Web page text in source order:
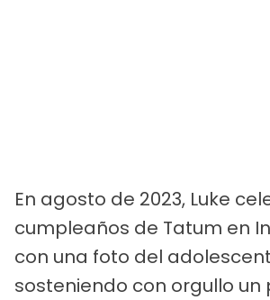
En agosto de 2023, Luke
cumpleaños de Tatum en
con una foto del
sosteniendo con orgullo un